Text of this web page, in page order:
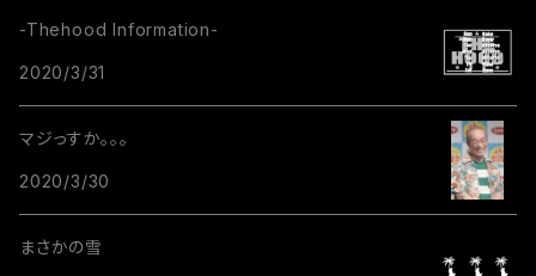
-Thehood Information-
2020/3/31
マジっすか。。。
2020/3/30
まさかの雪